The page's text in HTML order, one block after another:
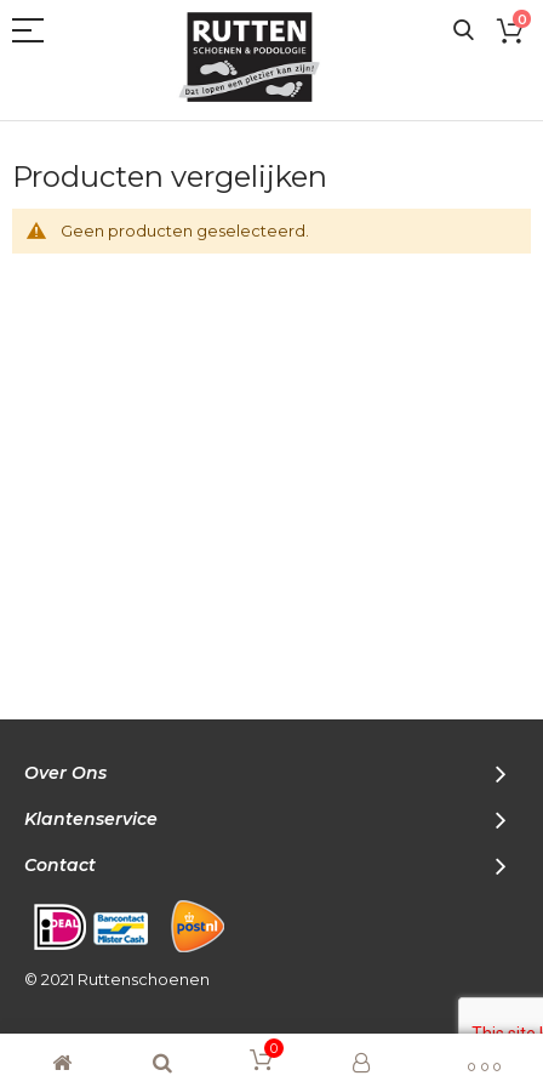
naar
0
Producten vergelijken
Geen producten geselecteerd.
Over Ons
Klantenservice
Contact
© 2021 Ruttenschoenen
0